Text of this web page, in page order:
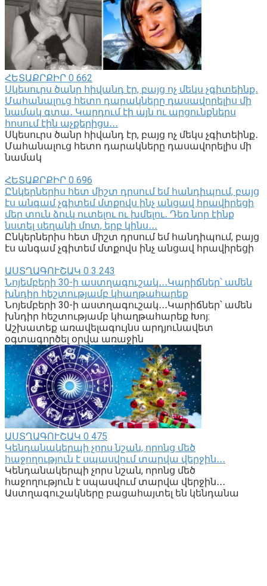
ՀԵՏԱՔՐՔԻՐ 0 662
Սկեսուրս ծանր հիվանդ էր, բայց ոչ մեկս չգիտեինք․
Մահանալուց հետո դարակները դասավորելիս մի
նամակ գտա․ Կարդում էի այն ու արցունքներս
հոսում էին աչքերիցս․․․
Սկեսուրս ծանր հիվանդ էր, բայց ոչ մեկս չգիտեինք․
Մահանալուց հետո դարակները դասավորելիս մի
նամակ
ՀԵՏԱՔՐՔԻՐ 0 696
Ընկերներիս հետ միշտ դրսում եմ հանդիպում, բայց
էս անգամ չգիտեմ մտքովս ինչ անցավ հրավիրեցի
մեր տուն ձուկ ուտելու ու խմելու․ Դեռ նոր էինք
նստել սեղանի մոտ, երբ կինս․․․
Ընկերներիս հետ միշտ դրսում եմ հանդիպում, բայց
էս անգամ չգիտեմ մտքովս ինչ անցավ հրավիրեցի
ԱՍՏՂԱԳՈՒՇԱԿ 0 3 243
Նոյեմբերի 30-ի աստղագուշակ․․․Կարիճներ՝ ամեն
խնդիր հեշտությամբ կհաղթահարեք
Նոյեմբերի 30-ի աստղագուշակ․․․Կարիճներ՝ ամեն
խնդիր հեշտությամբ կհաղթահարեք Խոյ:
Աշխատեք առավելագույնս արդյունավետ
օգտագործել օրվա առաջին
ԱՍՏՂԱԳՈՒՇԱԿ 0 475
Կենդանակերպի չորս նշան, որոնց մեծ
հաջողություն է սպասվում տարվա վերջին․․․
Կենդանակերպի չորս նշան, որոնց մեծ
հաջողություն է սպասվում տարվա վերջին․․․
Աստղագուշակները բացահայտել են կենդանա